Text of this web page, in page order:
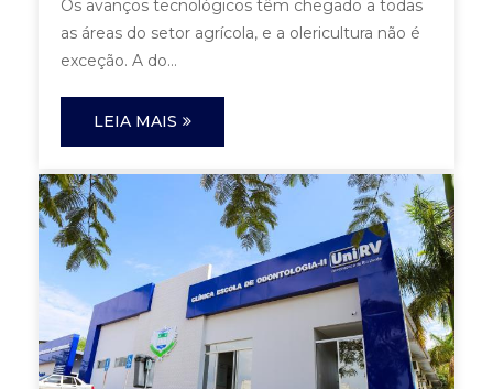
Os avanços tecnológicos têm chegado a todas
as áreas do setor agrícola, e a olericultura não é
exceção. A do...
LEIA MAIS